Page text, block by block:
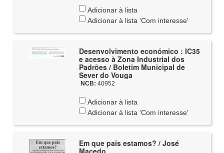
Adicionar à lista
Adicionar à lista 'Com interesse'
Desenvolvimento económico : IC35
e acesso à Zona Industrial dos
Padrões / Boletim Municipal de
Sever do Vouga
NCB: 40952
Adicionar à lista
Adicionar à lista 'Com interesse'
Em que país estamos? / José
Macedo